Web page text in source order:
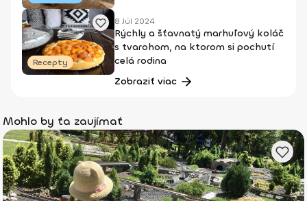
Recepty
8 Júl 2024
Rýchly a šťavnatý marhuľový koláč
s tvarohom, na ktorom si pochutí
celá rodina
Zobraziť viac
Mohlo by ťa zaujímať